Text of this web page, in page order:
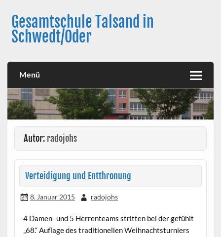
contentGesamtschule Talsand in
Schwedt/Oder
Menü
Autor: radojohs
Verteidigung und Entthronung
8. Januar 2015 radojohs
4 Damen- und 5 Herrenteams stritten bei der gefühlt
„68.“ Auflage des traditionellen Weihnachtsturniers